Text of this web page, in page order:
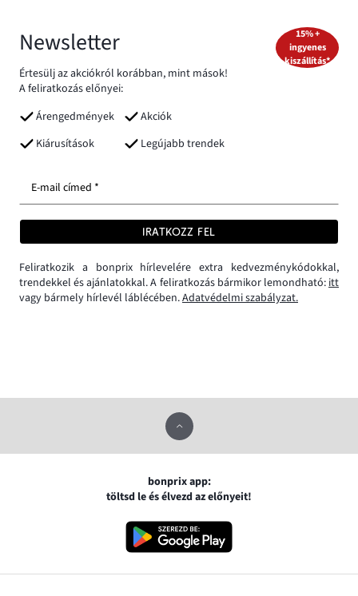
Newsletter
Értesülj az akciókról korábban, mint mások!
A feliratkozás előnyei:
Árengedmények
Akciók
Kiárusítások
Legújabb trendek
15% +
ingyenes
kiszállítás*
E-mail címed *
IRATKOZZ FEL
Feliratkozik a bonprix hírlevelére extra kedvezménykódokkal,
trendekkel és ajánlatokkal. A feliratkozás bármikor lemondható: itt
vagy bármely hírlevél láblécében.Adatvédelmi szabályzat.
bonprix app:
töltsd le és élvezd az előnyeit!